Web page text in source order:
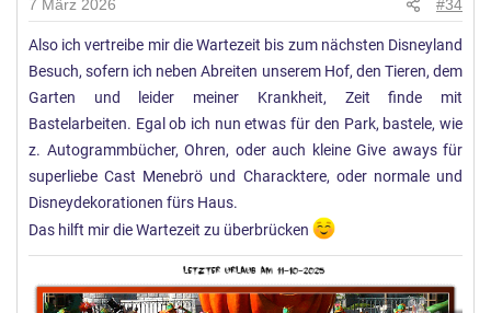
g
e
n
:
7 März 2026 #34
Also ich vertreibe mir die Wartezeit bis zum nächsten Disneyland
Besuch, sofern ich neben Abreiten unserem Hof, den Tieren, dem
Garten und leider meiner Krankheit, Zeit finde mit
Bastelarbeiten. Egal ob ich nun etwas für den Park, bastele, wie
z. Autogrammbücher, Ohren, oder auch kleine Give aways für
superliebe Cast Menebrö und Characktere, oder normale und
Disneydekorationen fürs Haus.
Das hilft mir die Wartezeit zu überbrücken